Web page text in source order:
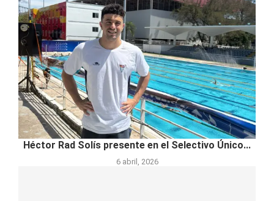
Héctor Rad Solís presente en el Selectivo Único...
6 abril, 2026